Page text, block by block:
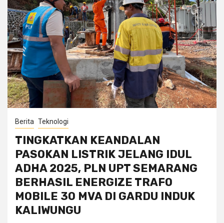
Berita Teknologi
TINGKATKAN KEANDALAN
PASOKAN LISTRIK JELANG IDUL
ADHA 2025, PLN UPT SEMARANG
BERHASIL ENERGIZE TRAFO
MOBILE 30 MVA DI GARDU INDUK
KALIWUNGU